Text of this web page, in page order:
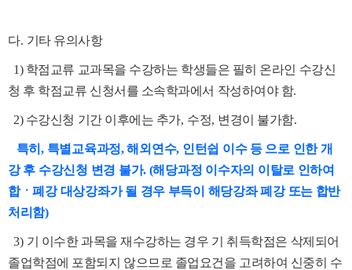
다. 기타 유의사항
1) 학점교류 교과목을 수강하는 학생들은 필히 온라인 수강신
청 후 학점교류 신청서를 소속학과에서 작성하여야 함.
2) 수강신청 기간 이후에는 추가, 수정, 변경이 불가함.
특히, 특별교육과정,해외연수, 인턴쉽 이수 등 으로 인한 개
강 후 수강신청 변경 불가. (해당과정 이수자의 이탈로 인하여
합ㆍ폐강 대상강좌가 될 경우 부득이 해당강좌 폐강 또는 합반
처리함)
3) 기 이수한 과목을 재수강하는 경우 기 취득학점은 삭제되어
졸업학점에 포함되지 않으므로 졸업요건을 고려하여 신중히 수